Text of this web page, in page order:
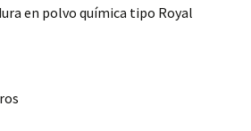
en polvo química tipo Royal